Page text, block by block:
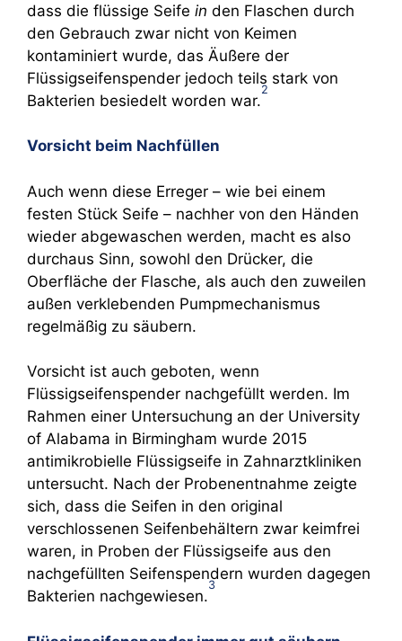
dass die flüssige Seife in den Flaschen durch
den Gebrauch zwar nicht von Keimen
kontaminiert wurde, das Äußere der
Flüssigseifenspender jedoch teils stark von
Bakterien besiedelt worden war.
2
Vorsicht beim Nachfüllen
Auch wenn diese Erreger – wie bei einem
festen Stück Seife – nachher von den Händen
wieder abgewaschen werden, macht es also
durchaus Sinn, sowohl den Drücker, die
Oberfläche der Flasche, als auch den zuweilen
außen verklebenden Pumpmechanismus
regelmäßig zu säubern.
Vorsicht ist auch geboten, wenn
Flüssigseifenspender nachgefüllt werden. Im
Rahmen einer Untersuchung an der University
of Alabama in Birmingham wurde 2015
antimikrobielle Flüssigseife in Zahnarztkliniken
untersucht. Nach der Probenentnahme zeigte
sich, dass die Seifen in den original
verschlossenen Seifenbehältern zwar keimfrei
waren, in Proben der Flüssigseife aus den
nachgefüllten Seifenspendern wurden dagegen
Bakterien nachgewiesen.
3